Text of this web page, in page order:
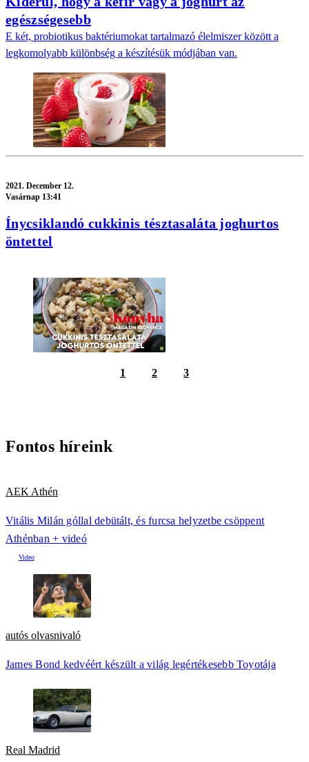
egészségesebb
E két, probiotikus baktériumokat tartalmazó élelmiszer között a
legkomolyabb különbség a készítésük módjában van.
2021. December 12.
Vasárnap 13:41
Ínycsiklandó cukkinis tésztasaláta joghurtos
öntettel
1 2 3
Fontos híreink
AEK Athén
Vitális Milán góllal debütált, és furcsa helyzetbe csöppent
Athénban + videó
autós olvasnivaló
James Bond kedvéért készült a világ legértékesebb Toyotája
Real Madrid